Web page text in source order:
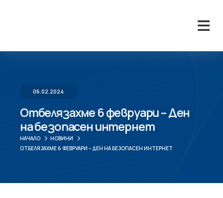
06.02.2024
Отбелязахме 6 февруари – Ден
на безопасен интернет
НАЧАЛО
НОВИНИ
ОТБЕЛЯЗАХМЕ 6 ФЕВРУАРИ – ДЕН НА БЕЗОПАСЕН ИНТЕРНЕТ